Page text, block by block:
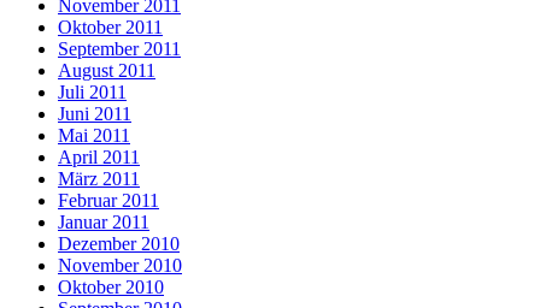
November 2011
Oktober 2011
September 2011
August 2011
Juli 2011
Juni 2011
Mai 2011
April 2011
März 2011
Februar 2011
Januar 2011
Dezember 2010
November 2010
Oktober 2010